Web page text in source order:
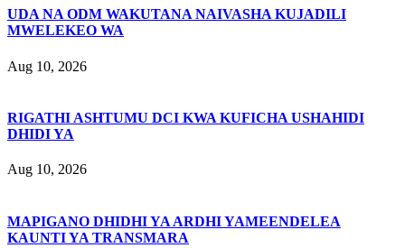
UDA NA ODM WAKUTANA NAIVASHA KUJADILI
MWELEKEO WA
Aug 10, 2026
RIGATHI ASHTUMU DCI KWA KUFICHA USHAHIDI
DHIDI YA
Aug 10, 2026
MAPIGANO DHIDHI YA ARDHI YAMEENDELEA
KAUNTI YA TRANSMARA